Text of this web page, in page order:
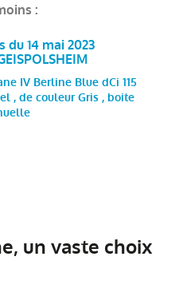
:
du 14 mai 2023
IV Berline Blue dCi 115
, de couleur Gris , boite
un vaste choix